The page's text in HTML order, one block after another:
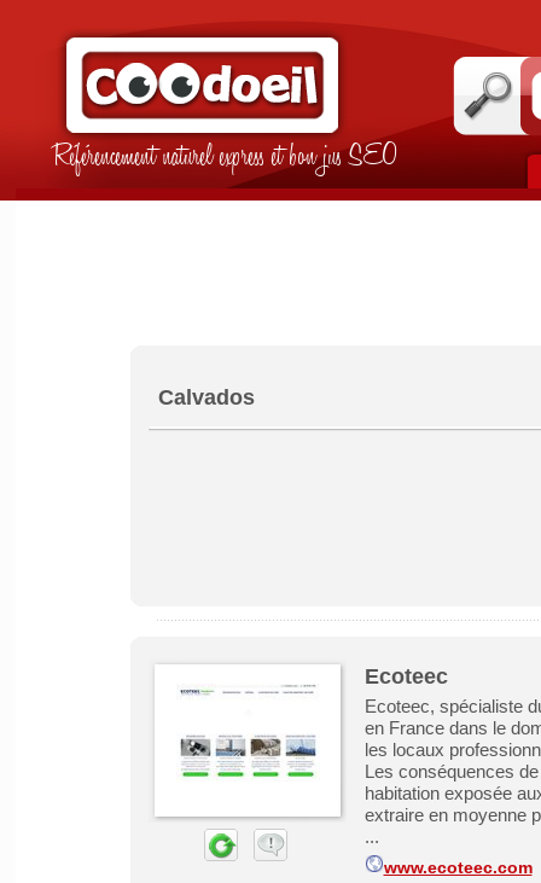
Référencement naturel express et bon jus SEO
Calvados
Ecoteec
Ecoteec, spécialiste
en France dans le
les locaux
Les conséquences
habitation exposée
extraire en moyenne
...
www.ecoteec.com